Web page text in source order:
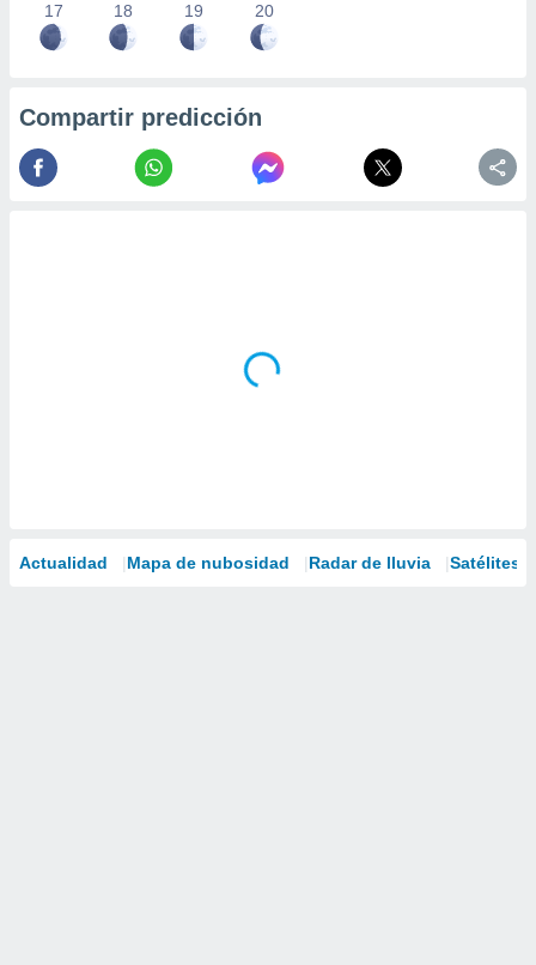
17 18 19 20
Compartir predicción
Actualidad Mapa de nubosidad Radar de lluvia Satélites